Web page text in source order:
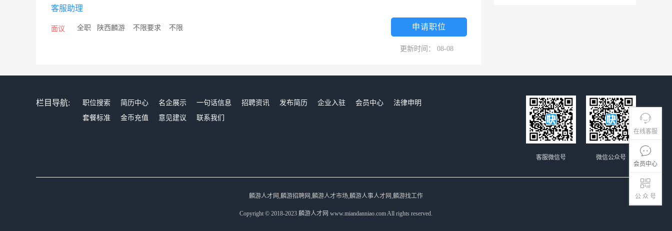
在线客服
会员中心
公 众 号
客服助理
面议 全职 陕西麟游 不限要求 不限 申请职位
更新时间： 08-08
栏目导航: 职位搜索 简历中心 名企展示 一句话信息 招聘资讯 发布简历 企业入驻 会员中心
法律申明
套餐标准
金币充值 意见建议 联系我们
微信公众号
客服微信号
麟游人才网,麟游招聘网,麟游人才市场,麟游人事人才网,麟游找工作
Copyright © 2018-2023 麟游人才网 www.miandanniao.com All rights reserved.